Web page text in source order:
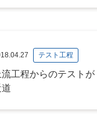
テスト工程
流工程からのテスト